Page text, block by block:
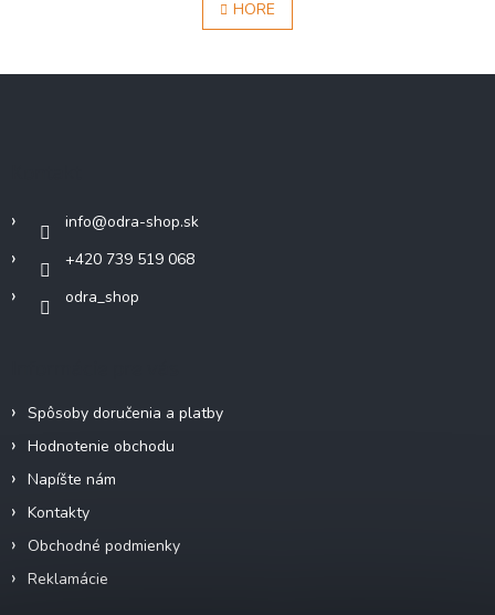
l
á
a
n
k
v
HORE
info@odra-shop.sk
+420 739 519 068
odra_shop
Spôsoby doručenia a platby
Hodnotenie obchodu
Napíšte nám
Kontakty
Obchodné podmienky
Reklamácie